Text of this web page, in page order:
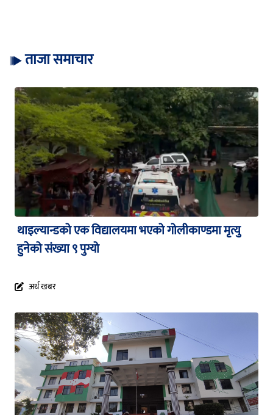
ताजा समाचार
थाइल्यान्डको एक विद्यालयमा भएको गोलीकाण्डमा मृत्यु
हुनेको संख्या ९ पुग्यो
अर्थ खबर